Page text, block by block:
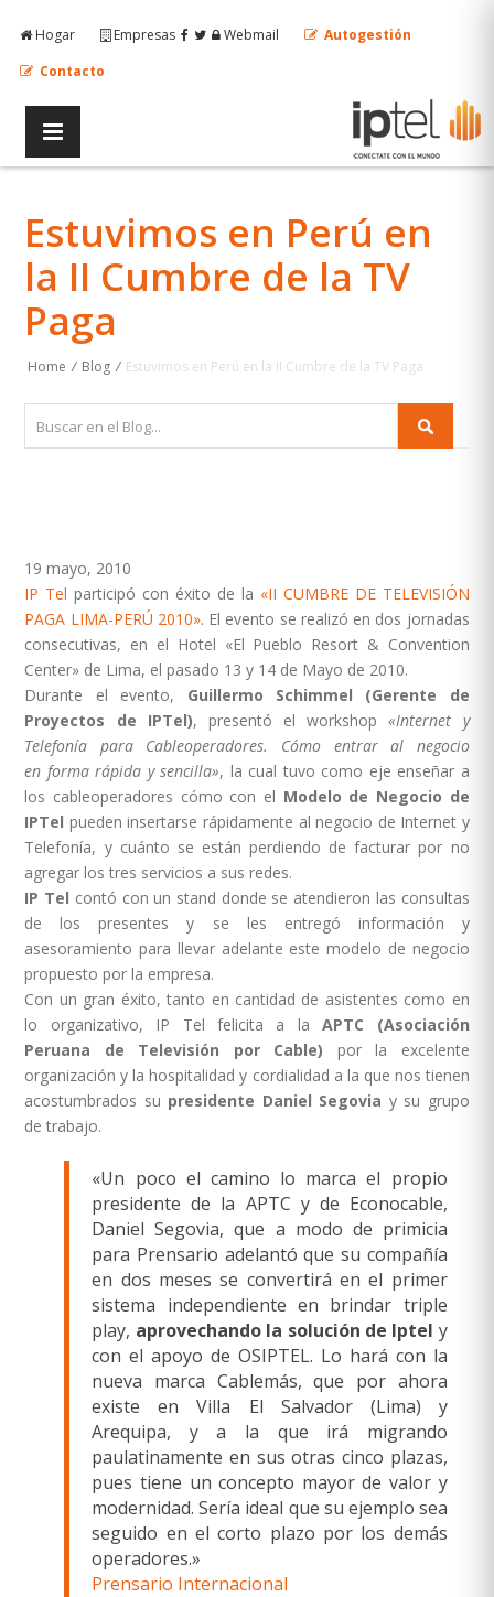
Hogar Empresas Webmail
Autogestión
Contacto
Estuvimos en Perú en
la II Cumbre de la TV
Paga
Home / Blog / Estuvimos en Perú en la II Cumbre de la TV Paga
19 mayo, 2010
IP Tel participó con éxito de la «II CUMBRE DE TELEVISIÓN
PAGA LIMA-PERÚ 2010». El evento se realizó en dos jornadas
consecutivas, en el Hotel «El Pueblo Resort & Convention
Center» de Lima, el pasado 13 y 14 de Mayo de 2010.
Durante el evento, Guillermo Schimmel (Gerente de
Proyectos de IPTel), presentó el workshop«Internet y
Telefonía para Cableoperadores. Cómo entrar al negocio
en forma rápida y sencilla», la cual tuvo como eje enseñar a
los cableoperadores cómo con el Modelo de Negocio de
IPTel pueden insertarse rápidamente al negocio de Internet y
Telefonía, y cuánto se están perdiendo de facturar por no
agregar los tres servicios a sus redes.
IP Tel contó con un stand donde se atendieron las consultas
de los presentes y se les entregó información y
asesoramiento para llevar adelante este modelo de negocio
propuesto por la empresa.
Con un gran éxito, tanto en cantidad de asistentes como en
lo organizativo, IP Tel felicita a laAPTC (Asociación
Peruana de Televisión por Cable) por la excelente
organización y la hospitalidad y cordialidad a la que nos tienen
acostumbrados su presidente Daniel Segovia y su grupo
de trabajo.
«Un poco el camino lo marca el propio
presidente de la APTC y de Econocable,
Daniel Segovia, que a modo de primicia
para Prensario adelantó que su compañía
en dos meses se convertirá en el primer
sistema independiente en brindar triple
play, aprovechando la solución de Iptel y
con el apoyo de OSIPTEL. Lo hará con la
nueva marca Cablemás, que por ahora
existe en Villa El Salvador (Lima) y
Arequipa, y a la que irá migrando
paulatinamente en sus otras cinco plazas,
pues tiene un concepto mayor de valor y
modernidad. Sería ideal que su ejemplo sea
seguido en el corto plazo por los demás
operadores.»
Prensario Internacional